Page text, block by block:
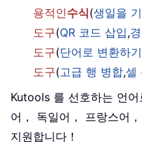
용적인수식(생일을
도구(QR 코드 삽입,
도구(단어로 변환하기
도구(고급 행 병합,셀
Kutools 를 선호하는 언
어， 독일어， 프랑스어
지원합니다！